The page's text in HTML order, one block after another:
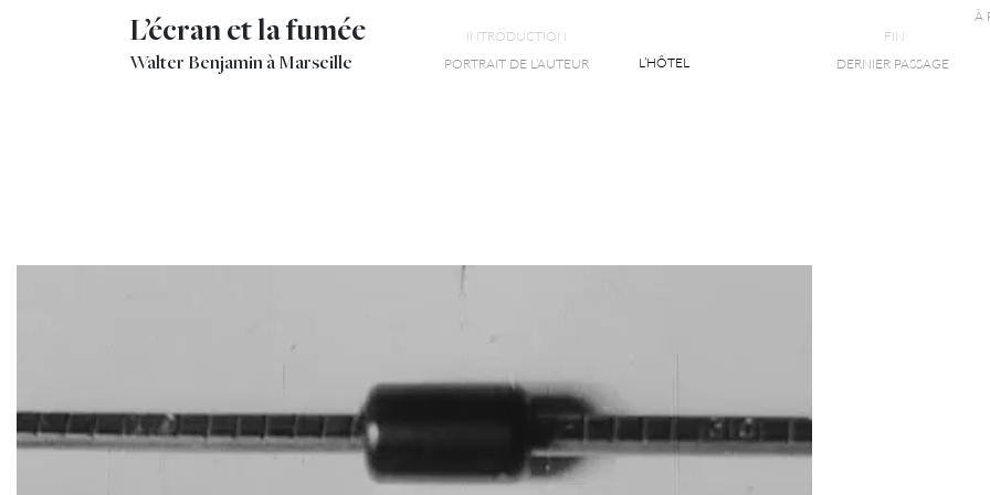
L’écran et la fumée
Walter Benjamin à Marseille
INTRODUCTION
PORTRAIT DE L’AUTEUR
L’HÔTEL
FIN
DERNIER PASSAGE
À